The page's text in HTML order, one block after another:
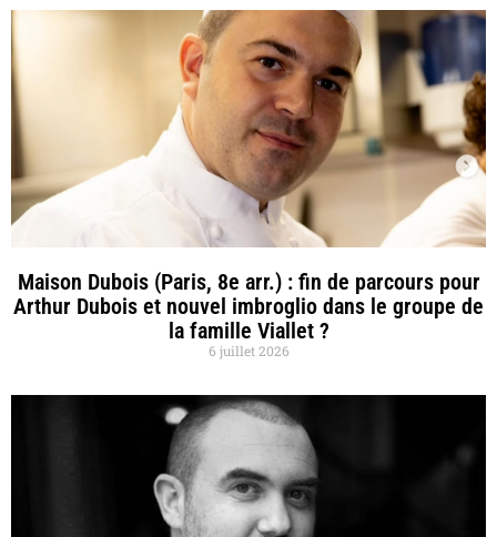
Maison Dubois (Paris, 8e arr.) : fin de parcours pour
Arthur Dubois et nouvel imbroglio dans le groupe de
la famille Viallet ?
6 juillet 2026